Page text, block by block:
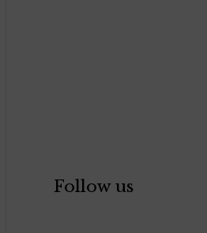
Follow us